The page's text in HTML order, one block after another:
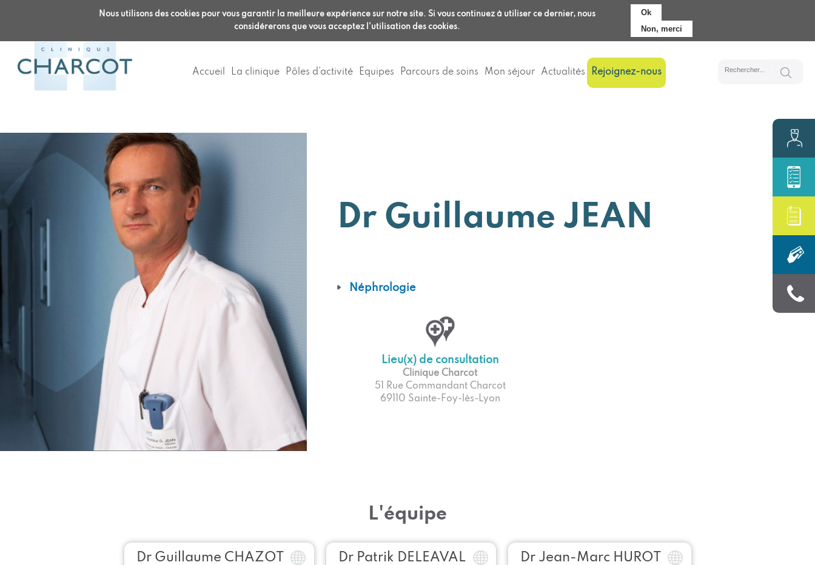
Nous utilisons des cookies pour vous garantir la meilleure expérience sur notre site. Si vous continuez à utiliser ce dernier, nous
considérerons que vous acceptez l'utilisation des cookies.
Ok
Non, merci
Aller
au
RDV en ligne
04 22 120 120
RDV en ligne
04 72 32 69 69
Pré-admission
Accueil La clinique Pôles d’activité Equipes Parcours de soins Mon séjour Actualités Rejoignez-nous
Dr Guillaume JEAN
Néphrologie
Lieu(x) de consultation
Clinique Charcot
51 Rue Commandant Charcot
69110 Sainte-Foy-lès-Lyon
L'équipe
Dr Guillaume CHAZOT Dr Patrik DELEAVAL Dr Jean-Marc HUROT